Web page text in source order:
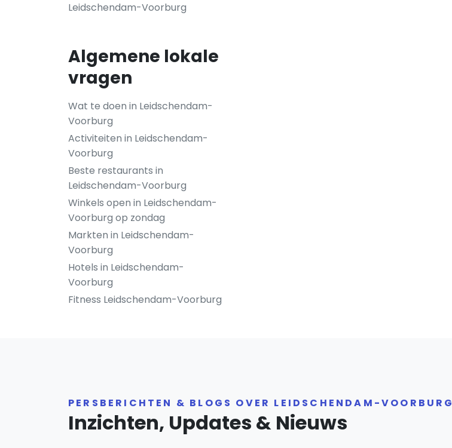
Leidschendam-Voorburg
Algemene lokale
vragen
Wat te doen in Leidschendam-
Voorburg
Activiteiten in Leidschendam-
Voorburg
Beste restaurants in
Leidschendam-Voorburg
Winkels open in Leidschendam-
Voorburg op zondag
Markten in Leidschendam-
Voorburg
Hotels in Leidschendam-
Voorburg
Fitness Leidschendam-Voorburg
PERSBERICHTEN & BLOGS OVER LEIDSCHENDAM-VOORBURG
Inzichten, Updates & Nieuws